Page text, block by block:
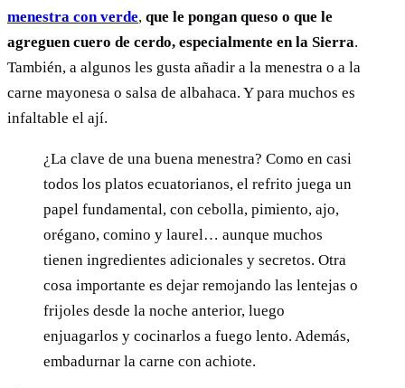
menestra con verde, que le pongan queso o que le
agreguen cuero de cerdo, especialmente en la Sierra.
También, a algunos les gusta añadir a la menestra o a la
carne mayonesa o salsa de albahaca. Y para muchos es
infaltable el ají.
¿La clave de una buena menestra? Como en casi
todos los platos ecuatorianos, el refrito juega un
papel fundamental, con cebolla, pimiento, ajo,
orégano, comino y laurel… aunque muchos
tienen ingredientes adicionales y secretos. Otra
cosa importante es dejar remojando las lentejas o
frijoles desde la noche anterior, luego
enjuagarlos y cocinarlos a fuego lento. Además,
embadurnar la carne con achiote.